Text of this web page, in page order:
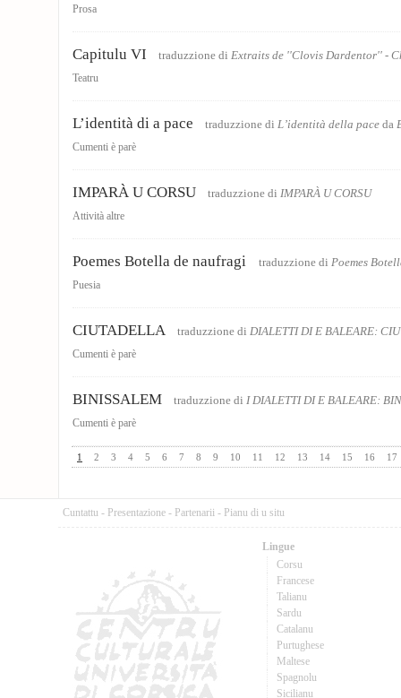
Prosa
Capitulu VI traduzzione di Extraits de ''Clovis Dardentor'' -
Teatru
L’identità di a pace traduzzione di L’identità della pace da
Cumenti è parè
IMPARÀ U CORSU traduzzione di IMPARÀ U CORSU
Attività altre
Poemes Botella de naufragi traduzzione di Poemes
Puesia
CIUTADELLA traduzzione di DIALETTI DI E BALEARE:
Cumenti è parè
BINISSALEM traduzzione di I DIALETTI DI E BALEARE:
Cumenti è parè
1 2 3 4 5 6 7 8 9 10 11 12 13 14 15 16 17
Cuntattu - Presentazione - Partenarii - Pianu di u situ
Lingue
Corsu
Francese
Talianu
Sardu
Catalanu
Purtughese
Maltese
Spagnolu
Sicilianu